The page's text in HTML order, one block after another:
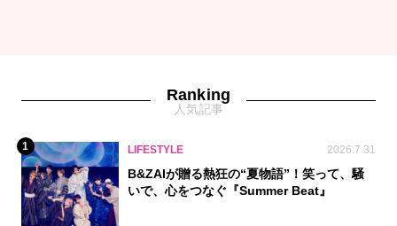
Ranking
人気記事
1 LIFESTYLE 2026.7.31
B&ZAIが贈る熱狂の“夏物語”！笑って、騒
いで、心をつなぐ『Summer Beat』